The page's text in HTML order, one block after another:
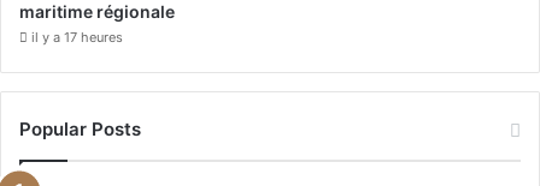
maritime régionale
il y a 17 heures
Popular Posts